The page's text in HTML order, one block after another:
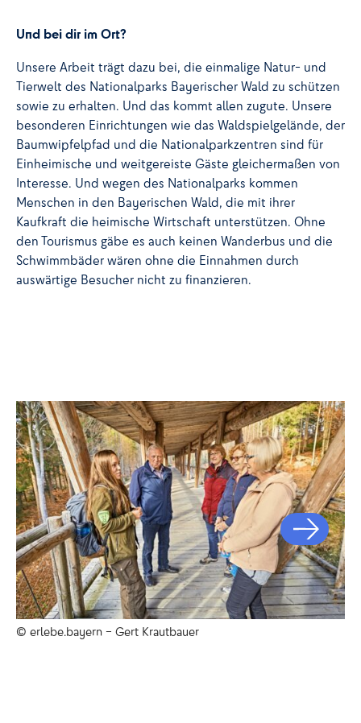
Und bei dir im Ort?
Unsere Arbeit trägt dazu bei, die einmalige Natur- und
Tierwelt des Nationalparks Bayerischer Wald zu schützen
sowie zu erhalten. Und das kommt allen zugute. Unsere
besonderen Einrichtungen wie das Waldspielgelände, der
Baumwipfelpfad und die Nationalparkzentren sind für
Einheimische und weitgereiste Gäste gleichermaßen von
Interesse. Und wegen des Nationalparks kommen
Menschen in den Bayerischen Wald, die mit ihrer
Kaufkraft die heimische Wirtschaft unterstützen. Ohne
den Tourismus gäbe es auch keinen Wanderbus und die
Schwimmbäder wären ohne die Einnahmen durch
auswärtige Besucher nicht zu finanzieren.
© erlebe.bayern – Gert Krautbauer